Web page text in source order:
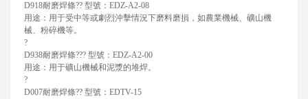
D918耐磨焊條?? 型號：EDZ-A2-08
用途：用于受中等或劇烈沖擊情況下磨料磨損，如農業機械、礦山機
械、粉碎機等。
?
D938耐磨焊條??? 型號：EDZ-A2-00
用途：用于礦山機械和泥漿的堆焊。
?
D007耐磨焊條?? 型號：EDTV-15